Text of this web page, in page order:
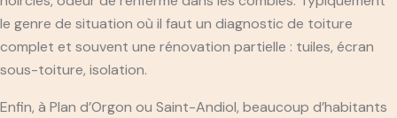
le genre de situation où il faut un diagnostic de toiture
complet et souvent une rénovation partielle : tuiles, écran
sous-toiture, isolation.
Enfin, à Plan d’Orgon ou Saint-Andiol, beaucoup d’habitants